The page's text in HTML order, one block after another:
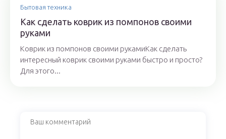
Бытовая техника
Как сделать коврик из помпонов своими
руками
Коврик из помпонов своими рукамиКак сделать
интересный коврик своими руками быстро и просто?
Для этого...